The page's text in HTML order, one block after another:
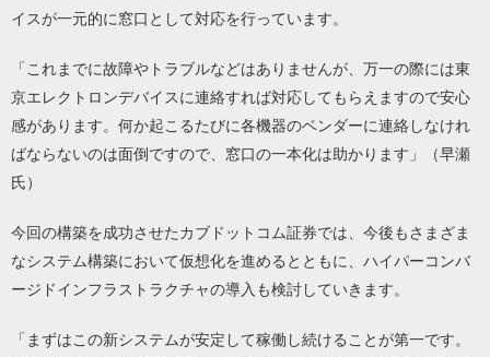
イスが一元的に窓口として対応を行っています。
「これまでに故障やトラブルなどはありませんが、万一の際には東
京エレクトロンデバイスに連絡すれば対応してもらえますので安心
感があります。何か起こるたびに各機器のベンダーに連絡しなけれ
ばならないのは面倒ですので、窓口の一本化は助かります」（早瀬
氏）
今回の構築を成功させたカブドットコム証券では、今後もさまざま
なシステム構築において仮想化を進めるとともに、ハイパーコンバ
ージドインフラストラクチャの導入も検討していきます。
「まずはこの新システムが安定して稼働し続けることが第一です。